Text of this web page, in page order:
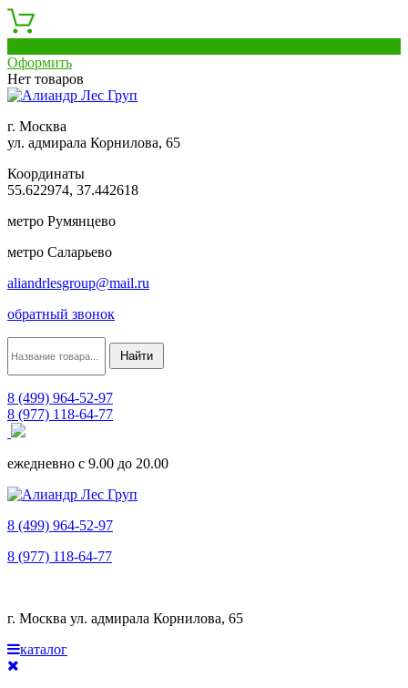
Оформить
Нет товаров
г. Москва
ул. адмирала Корнилова, 65
Координаты
55.622974, 37.442618
метро Румянцево
метро Саларьево
aliandrlesgroup@mail.ru
обратный звонок
8 (499) 964-52-97
8 (977) 118-64-77
ежедневно с 9.00 до 20.00
8 (499) 964-52-97
8 (977) 118-64-77
г. Москва ул. адмирала Корнилова, 65
каталог